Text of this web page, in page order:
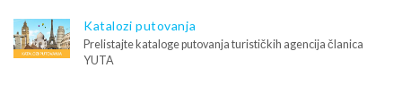
Katalozi putovanja
Prelistajte kataloge putovanja turističkih agencija članica
YUTA